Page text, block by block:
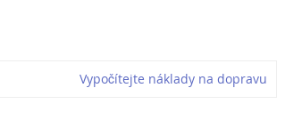
Vypočítejte náklady na dopravu